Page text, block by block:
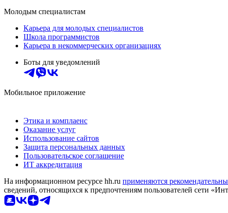
Молодым специалистам
Карьера для молодых специалистов
Школа программистов
Карьера в некоммерческих организациях
Боты для уведомлений
Мобильное приложение
Этика и комплаенс
Оказание услуг
Использование сайтов
Защита персональных данных
Пользовательское соглашение
ИТ аккредитация
На информационном ресурсе hh.ru применяются
сведений, относящихся к предпочтениям пользователей сети